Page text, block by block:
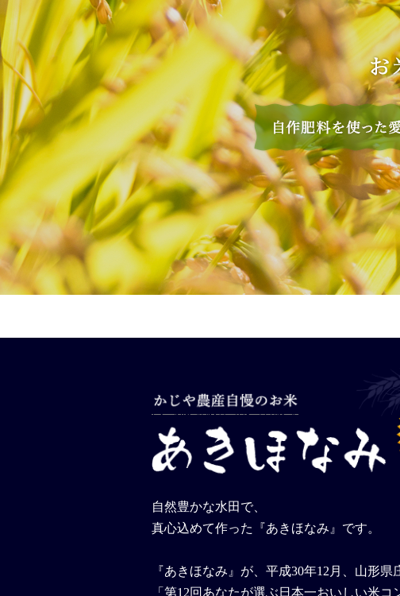
自然豊かな水田で、
真心込めて作った『あきほなみ』です。
『あきほなみ』が、平成30年12月、山形県
「第12回あなたが選ぶ日本一おいしい米コ